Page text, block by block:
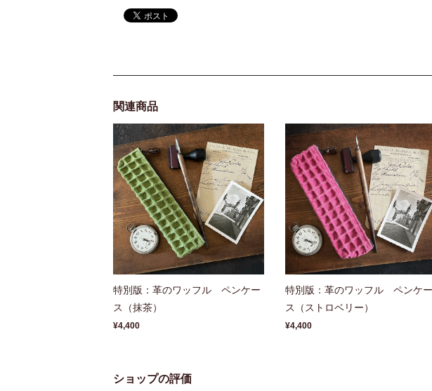
関連商品
特別版：革のワッフル ペンケー
ス（抹茶）
¥4,400
特別版：革のワッフル ペンケー
ス（ストロベリー）
¥4,400
ショップの評価